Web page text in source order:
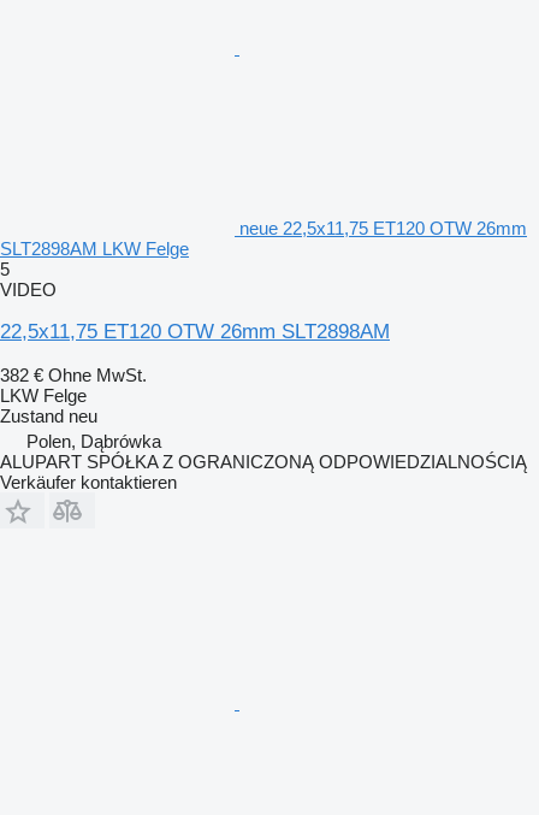
neue 22,5x11,75 ET120 OTW 26mm
SLT2898AM LKW Felge
5
VIDEO
22,5x11,75 ET120 OTW 26mm SLT2898AM
382 € Ohne MwSt.
LKW Felge
Zustand neu
Polen, Dąbrówka
ALUPART SPÓŁKA Z OGRANICZONĄ ODPOWIEDZIALNOŚCIĄ
Verkäufer kontaktieren